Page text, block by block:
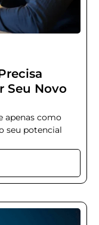
Seu Novo
apenas como
seu potencial